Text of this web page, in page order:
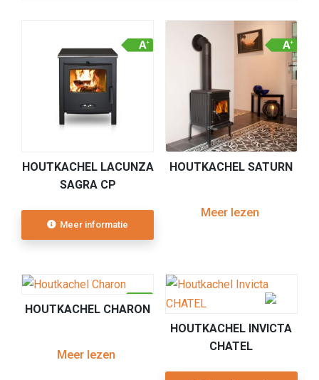
HOUTKACHEL LACUNZA
SAGRA CP
Meer informatie
HOUTKACHEL SATURN
Meer lezen
HOUTKACHEL CHARON
Meer lezen
HOUTKACHEL INVICTA
CHATEL